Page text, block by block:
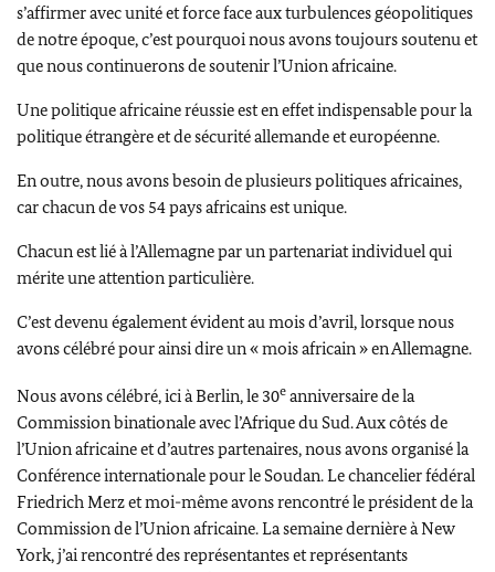
s’affirmer avec unité et force face aux turbulences géopolitiques
de notre époque, c’est pourquoi nous avons toujours soutenu et
que nous continuerons de soutenir l’Union africaine.
Une politique africaine réussie est en effet indispensable pour la
politique étrangère et de sécurité allemande et européenne.
En outre, nous avons besoin de plusieurs politiques africaines,
car chacun de vos 54 pays africains est unique.
Chacun est lié à l’Allemagne par un partenariat individuel qui
mérite une attention particulière.
C’est devenu également évident au mois d’avril, lorsque nous
avons célébré pour ainsi dire un « mois africain » en Allemagne.
Nous avons célébré, ici à Berlin, le 30eanniversaire de la
Commission binationale avec l’Afrique du Sud. Aux côtés de
l’Union africaine et d’autres partenaires, nous avons organisé la
Conférence internationale pour le Soudan. Le chancelier fédéral
Friedrich Merz et moi-même avons rencontré le président de la
Commission de l’Union africaine. La semaine dernière àNew
York,j’ai rencontré des représentantes et représentants